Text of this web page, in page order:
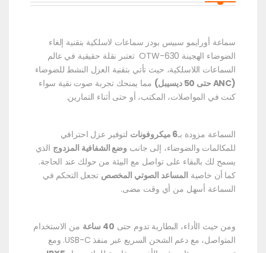
سماعة أورايمو سبيس بودز سماعات لاسلكية بتقنية إلغاء
الضوضاء الهجينة OTW-630 تعتبر نقلة حقيقية في عالم
السماعات اللاسلكية، حيث تأتي بتقنية العزل النشط للضوضاء
(ANC حتى 50 ديسيبل)
مما يمنحك تجربة صوت نقية سواء
كنت في المواصلات، المكتب، أو حتى أثناء التمارين.
السماعة مزودة بـ6 ميكروفونات
لتوفير عزل احترافي
للمكالمات والضوضاء، إلى جانب وضع الشفافية المزدوج الذي
يسمح لك بالبقاء على تواصل مع البيئة من حولك عند الحاجة.
كما أن خاصية المساعد الصوتي المخصص تجعل التحكم في
السماعة أسهل من أي وقت مضى.
ومن حيث الأداء، البطارية تدوم حتى 40 ساعة
من الاستخدام
المتواصل، مع دعم الشحن السريع عبر منفذ USB-C. ومع